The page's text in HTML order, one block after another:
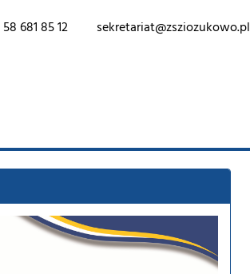
58 681 85 12 sekretariat@zsziozukowo.pl